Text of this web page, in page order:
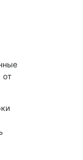
от